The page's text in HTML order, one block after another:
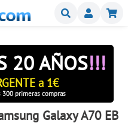
Buscar
20 AÑOS!!!
a 1€
primeras compras
Galaxy A70 EB